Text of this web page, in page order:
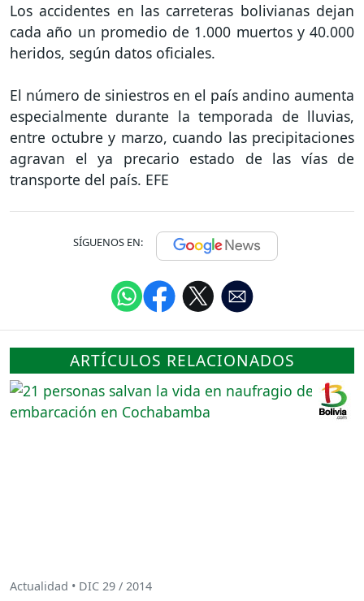
Los accidentes en las carreteras bolivianas dejan
cada año un promedio de 1.000 muertos y 40.000
heridos, según datos oficiales.
El número de siniestros en el país andino aumenta
especialmente durante la temporada de lluvias,
entre octubre y marzo, cuando las precipitaciones
agravan el ya precario estado de las vías de
transporte del país. EFE
SÍGUENOS EN:
ARTÍCULOS RELACIONADOS
Actualidad • DIC 29 / 2014